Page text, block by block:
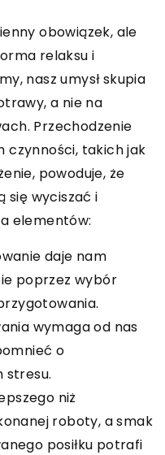
obowiązek, ale
relaksu i
nasz umysł skupia
a nie na
Przechodzenie
czynności, takich jak
powoduje, że
się wyciszać i
elementów:
daje nam
poprzez wybór
wymaga od nas
o
stresu.
niż
roboty, a smak
posiłku potrafi